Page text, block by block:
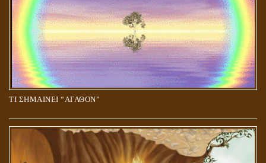
ΤΙ ΣΗΜΑΙΝΕΙ “ΑΓΑΘΟΝ”